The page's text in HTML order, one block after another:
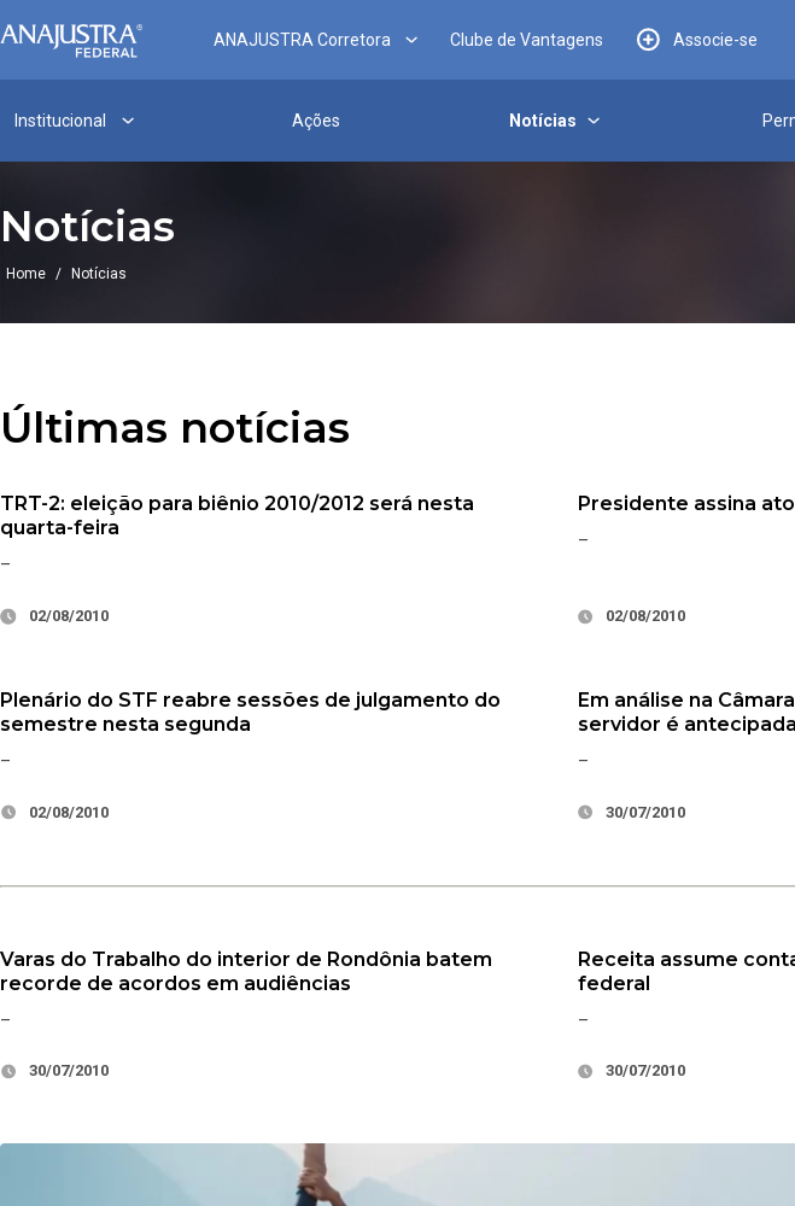
para
o
ANAJUSTRA Corretora Clube de Vantagens Associe-se
Institucional Ações Notícias
Notícias
Home / Notícias
Últimas notícias
TRT-2: eleição para biênio 2010/2012 será nesta
quarta-feira
–
02/08/2010
Presidente assina
–
02/08/2010
Plenário do STF reabre sessões de julgamento do
semestre nesta segunda
–
02/08/2010
Em análise na
servidor é
–
30/07/2010
Varas do Trabalho do interior de Rondônia batem
recorde de acordos em audiências
–
30/07/2010
Receita assume
federal
–
30/07/2010